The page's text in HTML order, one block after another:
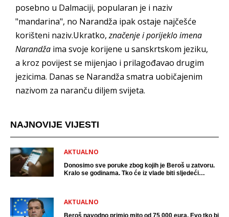
posebno u Dalmaciji, popularan je i naziv
"mandarina", no Narandža ipak ostaje najčešće
korišteni naziv.Ukratko,značenje i porijeklo imena
Narandža ima svoje korijene u sanskrtskom jeziku,
a kroz povijest se mijenjao i prilagođavao drugim
jezicima. Danas se Narandža smatra uobičajenim
nazivom za naranču diljem svijeta.
NAJNOVIJE VIJESTI
AKTUALNO
Donosimo sve poruke zbog kojih je Beroš u zatvoru.
Kralo se godinama. Tko će iz vlade biti sljedeći
AKTUALNO
Beroš navodno primio mito od 75 000 eura. Evo tko bi